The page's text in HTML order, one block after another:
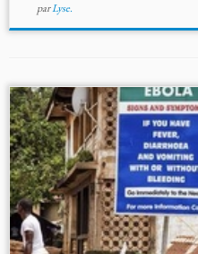
parLyse.